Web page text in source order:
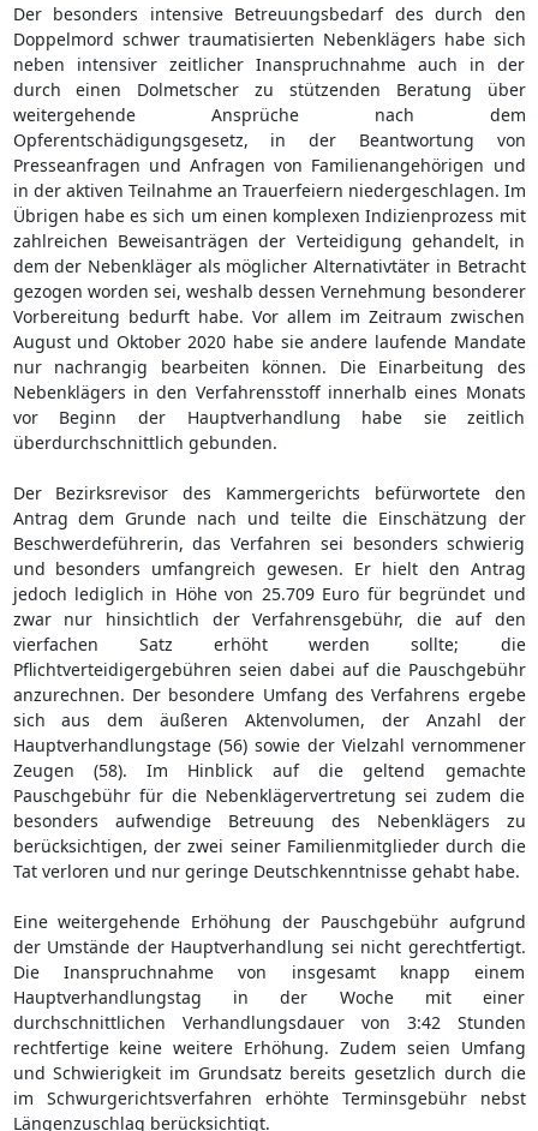
Der besonders intensive Betreuungsbedarf des durch den
Doppelmord schwer traumatisierten Nebenklägers habe sich
neben intensiver zeitlicher Inanspruchnahme auch in der
durch einen Dolmetscher zu stützenden Beratung über
weitergehende Ansprüche nach dem
Opferentschädigungsgesetz, in der Beantwortung von
Presseanfragen und Anfragen von Familienangehörigen und
in der aktiven Teilnahme an Trauerfeiern niedergeschlagen. Im
Übrigen habe es sich um einen komplexen Indizienprozess mit
zahlreichen Beweisanträgen der Verteidigung gehandelt, in
dem der Nebenkläger als möglicher Alternativtäter in Betracht
gezogen worden sei, weshalb dessen Vernehmung besonderer
Vorbereitung bedurft habe. Vor allem im Zeitraum zwischen
August und Oktober 2020 habe sie andere laufende Mandate
nur nachrangig bearbeiten können. Die Einarbeitung des
Nebenklägers in den Verfahrensstoff innerhalb eines Monats
vor Beginn der Hauptverhandlung habe sie zeitlich
überdurchschnittlich gebunden.
Der Bezirksrevisor des Kammergerichts befürwortete den
Antrag dem Grunde nach und teilte die Einschätzung der
Beschwerdeführerin, das Verfahren sei besonders schwierig
und besonders umfangreich gewesen. Er hielt den Antrag
jedoch lediglich in Höhe von 25.709 Euro für begründet und
zwar nur hinsichtlich der Verfahrensgebühr, die auf den
vierfachen Satz erhöht werden sollte; die
Pflichtverteidigergebühren seien dabei auf die Pauschgebühr
anzurechnen. Der besondere Umfang des Verfahrens ergebe
sich aus dem äußeren Aktenvolumen, der Anzahl der
Hauptverhandlungstage (56) sowie der Vielzahl vernommener
Zeugen (58). Im Hinblick auf die geltend gemachte
Pauschgebühr für die Nebenklägervertretung sei zudem die
besonders aufwendige Betreuung des Nebenklägers zu
berücksichtigen, der zwei seiner Familienmitglieder durch die
Tat verloren und nur geringe Deutschkenntnisse gehabt habe.
Eine weitergehende Erhöhung der Pauschgebühr aufgrund
der Umstände der Hauptverhandlung sei nicht gerechtfertigt.
Die Inanspruchnahme von insgesamt knapp einem
Hauptverhandlungstag in der Woche mit einer
durchschnittlichen Verhandlungsdauer von 3:42 Stunden
rechtfertige keine weitere Erhöhung. Zudem seien Umfang
und Schwierigkeit im Grundsatz bereits gesetzlich durch die
im Schwurgerichtsverfahren erhöhte Terminsgebühr nebst
Längenzuschlag berücksichtigt.